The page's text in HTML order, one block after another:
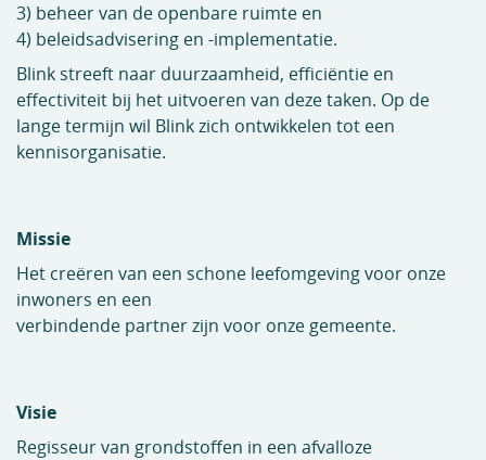
3) beheer van de openbare ruimte en
4) beleidsadvisering en -implementatie.
Blink streeft naar duurzaamheid, efficiëntie en
effectiviteit bij het uitvoeren van deze taken. Op de
lange termijn wil Blink zich ontwikkelen tot een
kennisorganisatie.
Missie
Het creëren van een schone leefomgeving voor onze
inwoners en een
verbindende partner zijn voor onze gemeente.
Visie
Regisseur van grondstoffen in een afvalloze